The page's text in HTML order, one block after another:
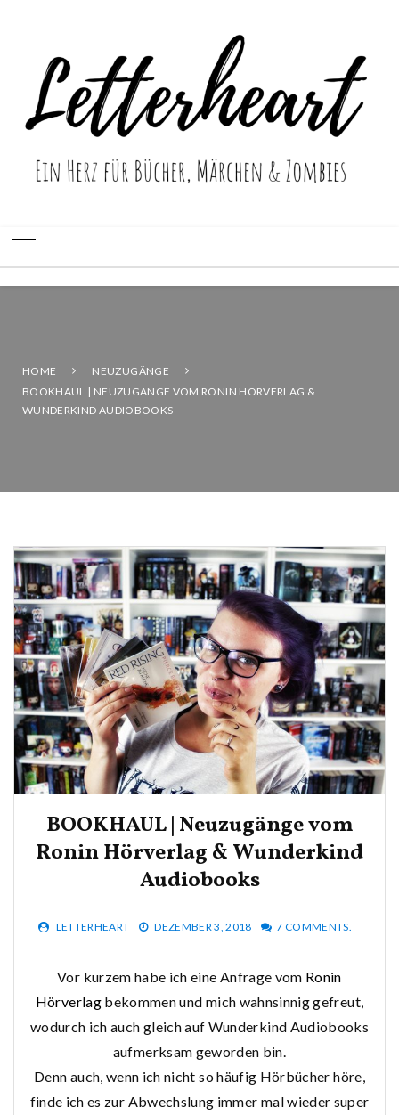
HOME
NEUZUGÄNGE
BOOKHAUL | NEUZUGÄNGE VOM RONIN HÖRVERLAG &
WUNDERKIND AUDIOBOOKS
BOOKHAUL | Neuzugänge vom
Ronin Hörverlag & Wunderkind
Audiobooks
LETTERHEART DEZEMBER 3, 2018 7 COMMENTS.
Vor kurzem habe ich eine Anfrage vom Ronin
Hörverlagbekommen und mich wahnsinnig gefreut,
wodurch ich auch gleich auf Wunderkind Audiobooks
aufmerksam geworden bin.
Denn auch, wenn ich nicht so häufig Hörbücher höre,
finde ich es zur Abwechslung immer mal wieder super